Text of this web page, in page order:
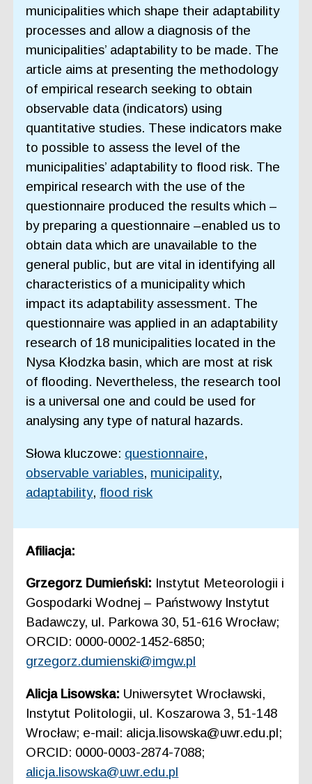
municipalities which shape their adaptability
processes and allow a diagnosis of the
municipalities’ adaptability to be made. The
article aims at presenting the methodology
of empirical research seeking to obtain
observable data (indicators) using
quantitative studies. These indicators make
to possible to assess the level of the
municipalities’ adaptability to flood risk. The
empirical research with the use of the
questionnaire produced the results which –
by preparing a questionnaire –enabled us to
obtain data which are unavailable to the
general public, but are vital in identifying all
characteristics of a municipality which
impact its adaptability assessment. The
questionnaire was applied in an adaptability
research of 18 municipalities located in the
Nysa Kłodzka basin, which are most at risk
of flooding. Nevertheless, the research tool
is a universal one and could be used for
analysing any type of natural hazards.
Słowa kluczowe: questionnaire,
observable variables, municipality,
adaptability, flood risk
Afiliacja:
Grzegorz Dumieński: Instytut Meteorologii i
Gospodarki Wodnej – Państwowy Instytut
Badawczy, ul. Parkowa 30, 51-616 Wrocław;
ORCID: 0000-0002-1452-6850;
grzegorz.dumienski@imgw.pl
Alicja Lisowska: Uniwersytet Wrocławski,
Instytut Politologii, ul. Koszarowa 3, 51-148
Wrocław; e-mail: alicja.lisowska@uwr.edu.pl;
ORCID: 0000-0003-2874-7088;
alicja.lisowska@uwr.edu.pl